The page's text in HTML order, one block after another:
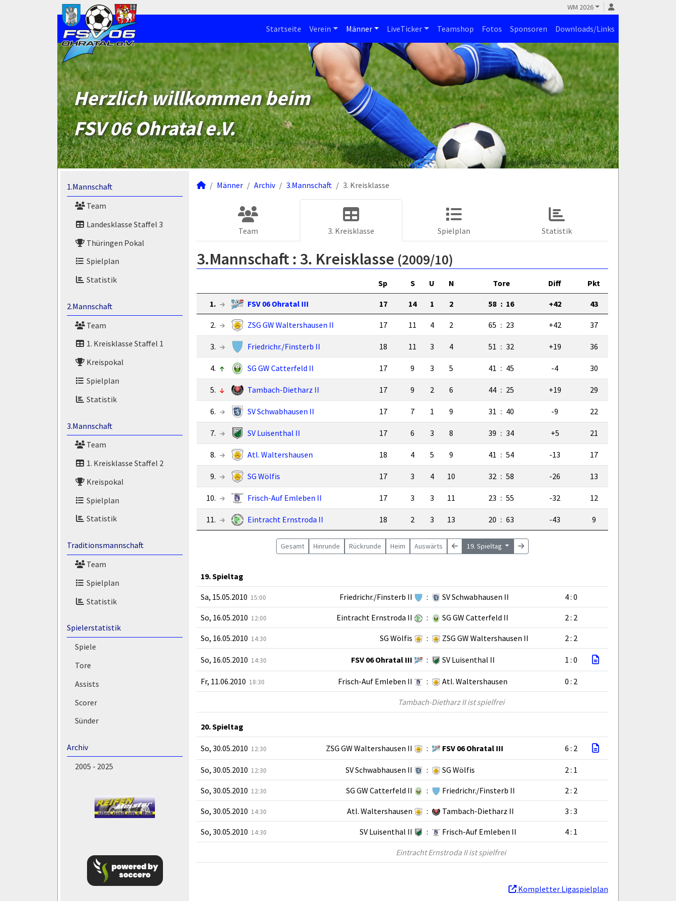
WM 2026
Startseite Verein Männer LiveTicker Teamshop Fotos Sponsoren Downloads/Links
Herzlich willkommen beim
FSV 06 Ohratal e.V.
1.Mannschaft
Team
Landesklasse Staffel 3
Thüringen Pokal
Spielplan
Statistik
2.Mannschaft
Team
1. Kreisklasse Staffel 1
Kreispokal
Spielplan
Statistik
3.Mannschaft
Team
1. Kreisklasse Staffel 2
Kreispokal
Spielplan
Statistik
Traditionsmannschaft
Team
Spielplan
Statistik
Spielerstatistik
Spiele
Tore
Assists
Scorer
Sünder
Archiv
2005 - 2025
Männer Archiv 3.Mannschaft 3. Kreisklasse
Team 3. Kreisklasse Spielplan Statistik
3.Mannschaft : 3. Kreisklasse (2009/10)
Sp S U N Tore Diff Pkt
1. FSV 06 Ohratal III 17 14 1 2 58 : 16 +42 43
2. ZSG GW Waltershausen II 17 11 4 2 65 : 23 +42 37
3. Friedrichr./Finsterb II 18 11 3 4 51 : 32 +19 36
4. SG GW Catterfeld II 17 9 3 5 41 : 45 -4 30
5. Tambach-Dietharz II 17 9 2 6 44 : 25 +19 29
6. SV Schwabhausen II 17 7 1 9 31 : 40 -9 22
7. SV Luisenthal II 17 6 3 8 39 : 34 +5 21
8. Atl. Waltershausen 18 4 5 9 41 : 54 -13 17
9. SG Wölfis 17 3 4 10 32 : 58 -26 13
10. Frisch-Auf Emleben II 17 3 3 11 23 : 55 -32 12
11. Eintracht Ernstroda II 18 2 3 13 20 : 63 -43 9
Gesamt Hinrunde Rückrunde Heim Auswärts 19. Spieltag
19. Spieltag
Sa, 15.05.2010 15:00 Friedrichr./Finsterb II : SV Schwabhausen II 4 : 0
So, 16.05.2010 12:00 Eintracht Ernstroda II : SG GW Catterfeld II 2 : 2
So, 16.05.2010 14:30 SG Wölfis : ZSG GW Waltershausen II 2 : 2
So, 16.05.2010 14:30 FSV 06 Ohratal III : SV Luisenthal II 1 : 0
Fr, 11.06.2010 18:30 Frisch-Auf Emleben II : Atl. Waltershausen 0 : 2
Tambach-Dietharz II ist spielfrei
20. Spieltag
So, 30.05.2010 12:30 ZSG GW Waltershausen II : FSV 06 Ohratal III 6 : 2
So, 30.05.2010 12:30 SV Schwabhausen II : SG Wölfis 2 : 1
So, 30.05.2010 12:30 SG GW Catterfeld II : Friedrichr./Finsterb II 2 : 2
So, 30.05.2010 14:30 Atl. Waltershausen : Tambach-Dietharz II 3 : 3
So, 30.05.2010 14:30 SV Luisenthal II : Frisch-Auf Emleben II 4 : 1
Eintracht Ernstroda II ist spielfrei
Kompletter Ligaspielplan